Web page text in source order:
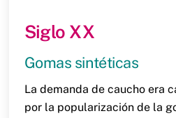
Siglo XX
Gomas sintéticas
La demanda de caucho era
por la popularización de la